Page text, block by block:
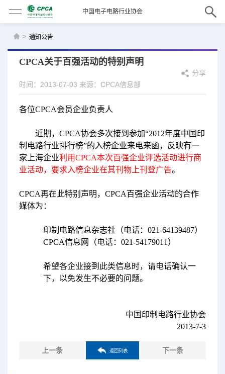
中国电子电路行业协会
> 通知公告
CPCA关于百强活动的特别声明
分享
时间：2013-07-03 来源：CPCA信息部
各位CPCA会员企业负责人
近期， CPCA协会多次接到参加“2012年度中国印
制电路行业排行榜”的入榜企业来电来函，反映有一
家上海企业利用CPCA本次百强企业评选活动进行商
业活动，要求入榜企业在其刊物上刊登广告。
CPCA再在此特别声明， CPCA百强企业活动的合作
媒体为：
印制电路信息杂志社（电话： 021-64139487）
CPCA信息网（电话： 021-54179011 ）
希望各企业接到此类信息时，请电话确认一
下， 以免发生不必要的问题。
中国印制电路行业协会
2013-7-3
上一条 返回列表 下一条